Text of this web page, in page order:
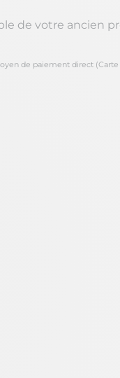
de votre ancien
de paiement direct (Carte